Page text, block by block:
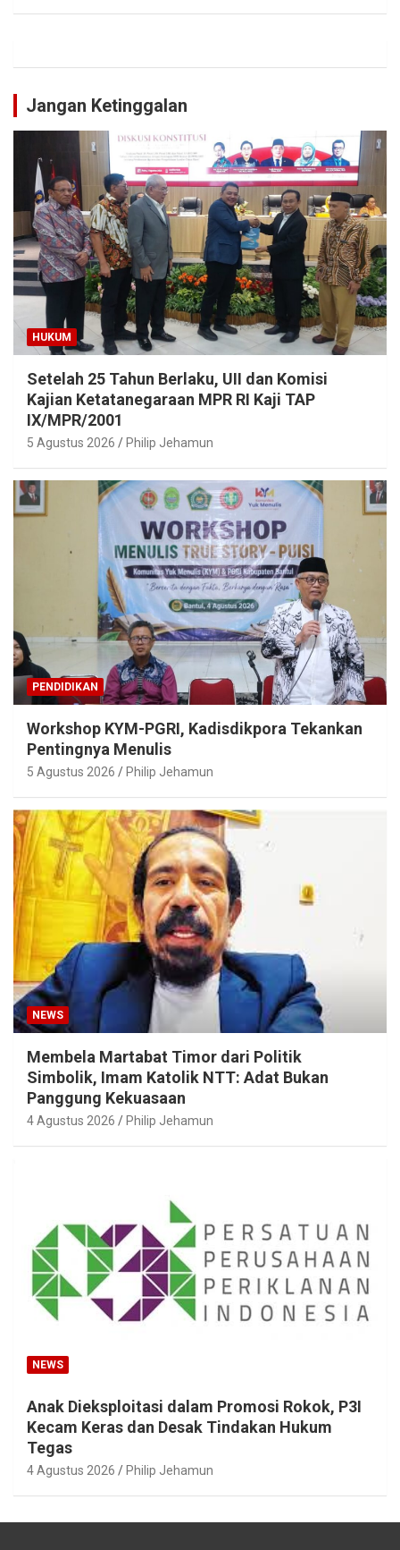
Jangan Ketinggalan
HUKUM
Setelah 25 Tahun Berlaku, UII dan Komisi
Kajian Ketatanegaraan MPR RI Kaji TAP
IX/MPR/2001
5 Agustus 2026 Philip Jehamun
PENDIDIKAN
Workshop KYM-PGRI, Kadisdikpora Tekankan
Pentingnya Menulis
5 Agustus 2026 Philip Jehamun
NEWS
Membela Martabat Timor dari Politik
Simbolik, Imam Katolik NTT: Adat Bukan
Panggung Kekuasaan
4 Agustus 2026 Philip Jehamun
NEWS
Anak Dieksploitasi dalam Promosi Rokok, P3I
Kecam Keras dan Desak Tindakan Hukum
Tegas
4 Agustus 2026 Philip Jehamun